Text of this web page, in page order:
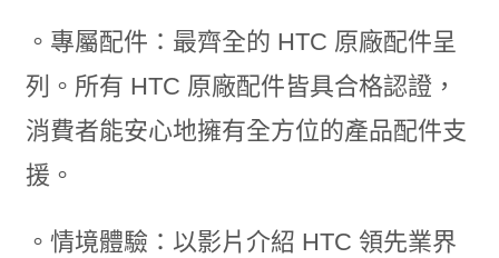
。專屬配件：最齊全的 HTC 原廠配件呈
列。所有 HTC 原廠配件皆具合格認證，
消費者能安心地擁有全方位的產品配件支
援。
。情境體驗：以影片介紹 HTC 領先業界